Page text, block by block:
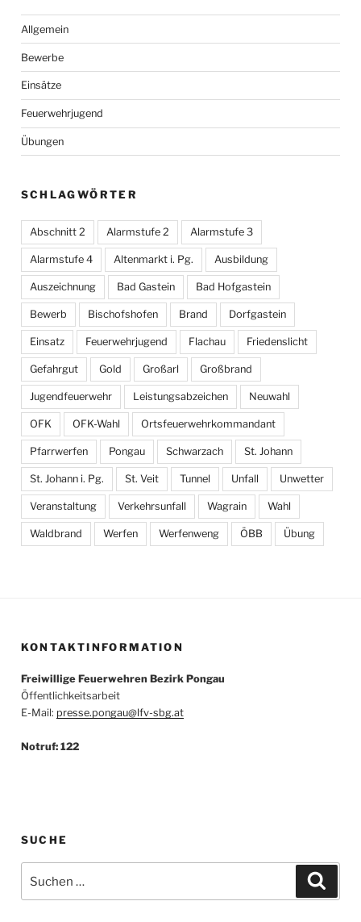
Allgemein
Bewerbe
Einsätze
Feuerwehrjugend
Übungen
SCHLAGWÖRTER
Abschnitt 2 Alarmstufe 2 Alarmstufe 3
Alarmstufe 4 Altenmarkt i. Pg. Ausbildung
Auszeichnung Bad Gastein Bad Hofgastein
Bewerb Bischofshofen Brand Dorfgastein
Einsatz Feuerwehrjugend Flachau Friedenslicht
Gefahrgut Gold Großarl Großbrand
Jugendfeuerwehr Leistungsabzeichen Neuwahl
OFK OFK-Wahl Ortsfeuerwehrkommandant
Pfarrwerfen Pongau Schwarzach St. Johann
St. Johann i. Pg. St. Veit Tunnel Unfall Unwetter
Veranstaltung Verkehrsunfall Wagrain Wahl
Waldbrand Werfen Werfenweng ÖBB Übung
KONTAKTINFORMATION
Freiwillige Feuerwehren Bezirk Pongau
Öffentlichkeitsarbeit
E-Mail: presse.pongau@lfv-sbg.at
Notruf: 122
SUCHE
nach: